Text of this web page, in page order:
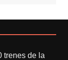
trenes de la